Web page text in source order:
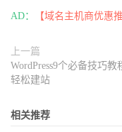
AD： 【域名主机商优惠
上一篇
WordPress9个必备技巧教
轻松建站
相关推荐